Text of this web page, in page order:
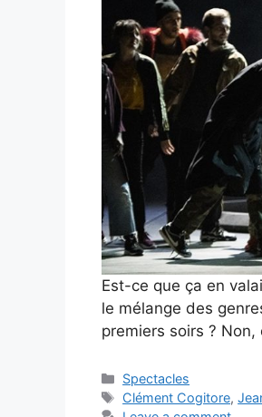
Est-ce que ça en
le mélange des
premiers soirs ? Non,
Categories
Spectacles
Tags
Clément Cogitore,